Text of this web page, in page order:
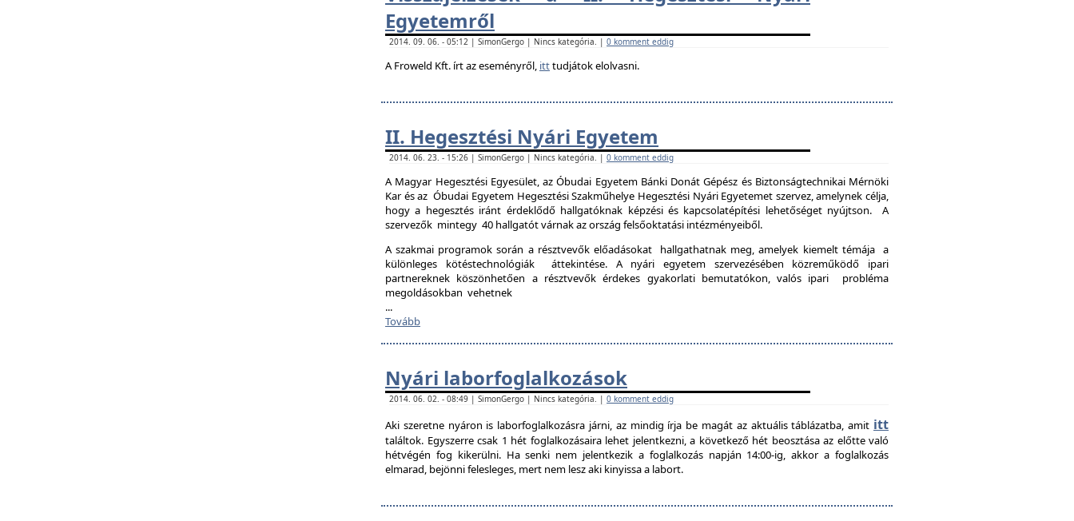
Egyetemről
2014. 09. 06. - 05:12 | SimonGergo | Nincs kategória. | 0 komment eddig
A Froweld Kft. írt az eseményről, itttudjátok elolvasni.
II. Hegesztési Nyári Egyetem
2014. 06. 23. - 15:26 | SimonGergo | Nincs kategória. | 0 komment eddig
A Magyar Hegesztési Egyesület, az Óbudai Egyetem Bánki Donát Gépész és Biztonságtechnikai Mérnöki
Kar és az Óbudai Egyetem Hegesztési Szakműhelye Hegesztési Nyári Egyetemet szervez, amelynek célja,
hogy a hegesztés iránt érdeklődő hallgatóknak képzési és kapcsolatépítési lehetőséget nyújtson. A
szervezők mintegy 40 hallgatót várnak az ország felsőoktatási intézményeiből.
A szakmai programok során a résztvevők előadásokat hallgathatnak meg, amelyek kiemelt témája a
különleges kötéstechnológiák áttekintése. A nyári egyetem szervezésében közreműködő ipari
partnereknek köszönhetően a résztvevők érdekes gyakorlati bemutatókon, valós ipari probléma
megoldásokban vehetnek
...
Tovább
Nyári laborfoglalkozások
2014. 06. 02. - 08:49 | SimonGergo | Nincs kategória. | 0 komment eddig
Aki szeretne nyáron is laborfoglalkozásra járni, az mindig írja be magát az aktuális táblázatba, amit itt
találtok. Egyszerre csak 1 hét foglalkozásaira lehet jelentkezni, a következő hét beosztása az előtte való
hétvégén fog kikerülni. Ha senki nem jelentkezik a foglalkozás napján 14:00-ig, akkor a foglalkozás
elmarad, bejönni felesleges, mert nem lesz aki kinyissa a labort.